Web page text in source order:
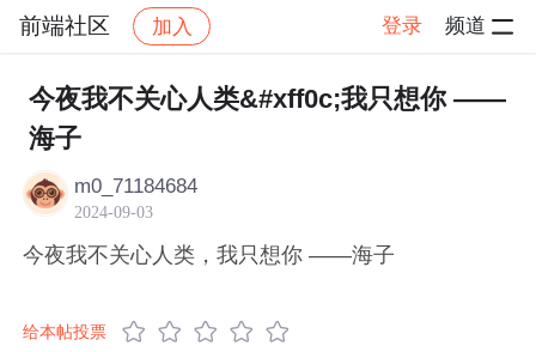
前端社区 加入 登录 频道
社区 前端社区 感慨 帖子详情
今夜我不关心人类&#xff0c;我只想你 ——
海子
m0_71184684
2024-09-03
今夜我不关心人类，我只想你 ——海子
给本帖投票